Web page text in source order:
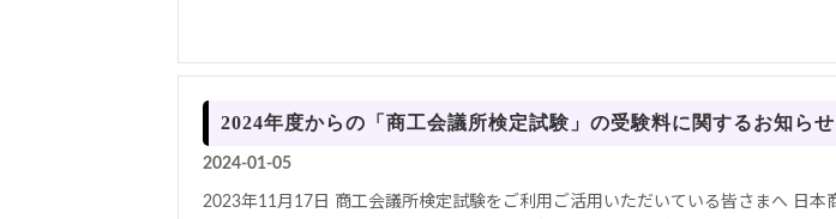
2024年度からの「商工会議所検定試験」の受験料に関するお知らせ
2024-01-05
2023年11月17日 商工会議所検定試験をご利用ご活用いただいている皆さまへ 日